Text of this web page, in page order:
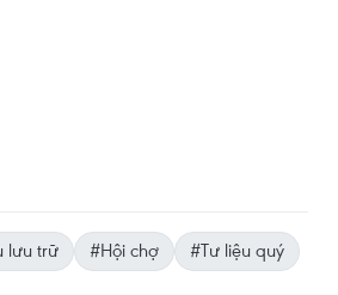
lưu trữ #Hội chợ
#Tư liệu quý